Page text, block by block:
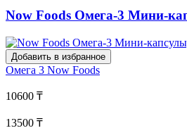
Now Foods Омега-3 Мини-
Добавить в избранное
Омега 3 Now Foods
10600 ₸
13500 ₸